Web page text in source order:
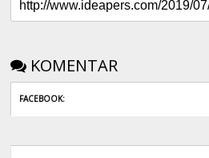
KOMENTAR
FACEBOOK: